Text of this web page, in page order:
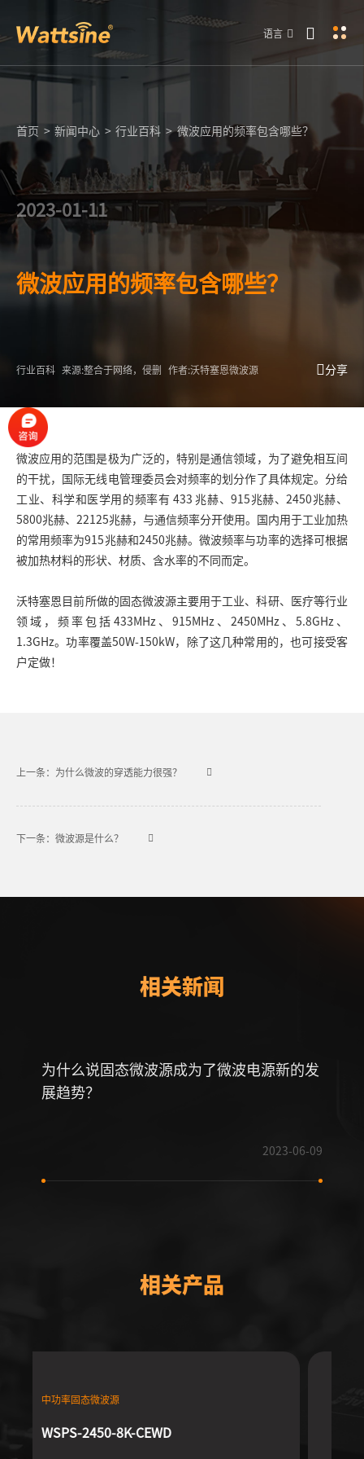
语言
首页 > 新闻中心 > 行业百科 > 微波应用的频率包含哪些？
2023-01-11
微波应用的频率包含哪些？
行业百科 来源:整合于网络，侵删 作者:沃特塞恩微波源 分享
微波应用的范围是极为广泛的，特别是通信领域，为了避免相互间
的干扰，国际无线电管理委员会对频率的划分作了具体规定。分给
工业、科学和医学用的频率有 433 兆赫、915兆赫、2450兆赫、
5800兆赫、22125兆赫，与通信频率分开使用。国内用于工业加热
的常用频率为915兆赫和2450兆赫。微波频率与功率的选择可根据
被加热材料的形状、材质、含水率的不同而定。
沃特塞恩目前所做的固态微波源主要用于工业、科研、医疗等行业
领域，频率包括433MHz、915MHz、2450MHz、5.8GHz、
1.3GHz。功率覆盖50W-150kW，除了这几种常用的，也可接受客
户定做！
上一条：为什么微波的穿透能力很强？
下一条：微波源是什么？
相关新闻
为什么说固态微波源成为了微波电源新的发
展趋势？
2023-06-09
相关产品
固态微波源模块
WSPS-2450-200-CMFA